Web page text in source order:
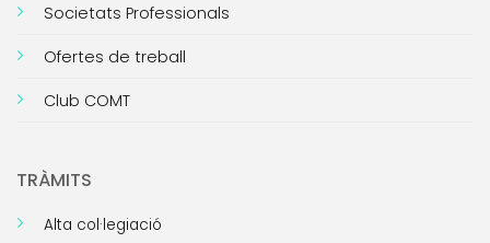
Societats Professionals
Ofertes de treball
Club COMT
TRÀMITS
Alta col·legiació